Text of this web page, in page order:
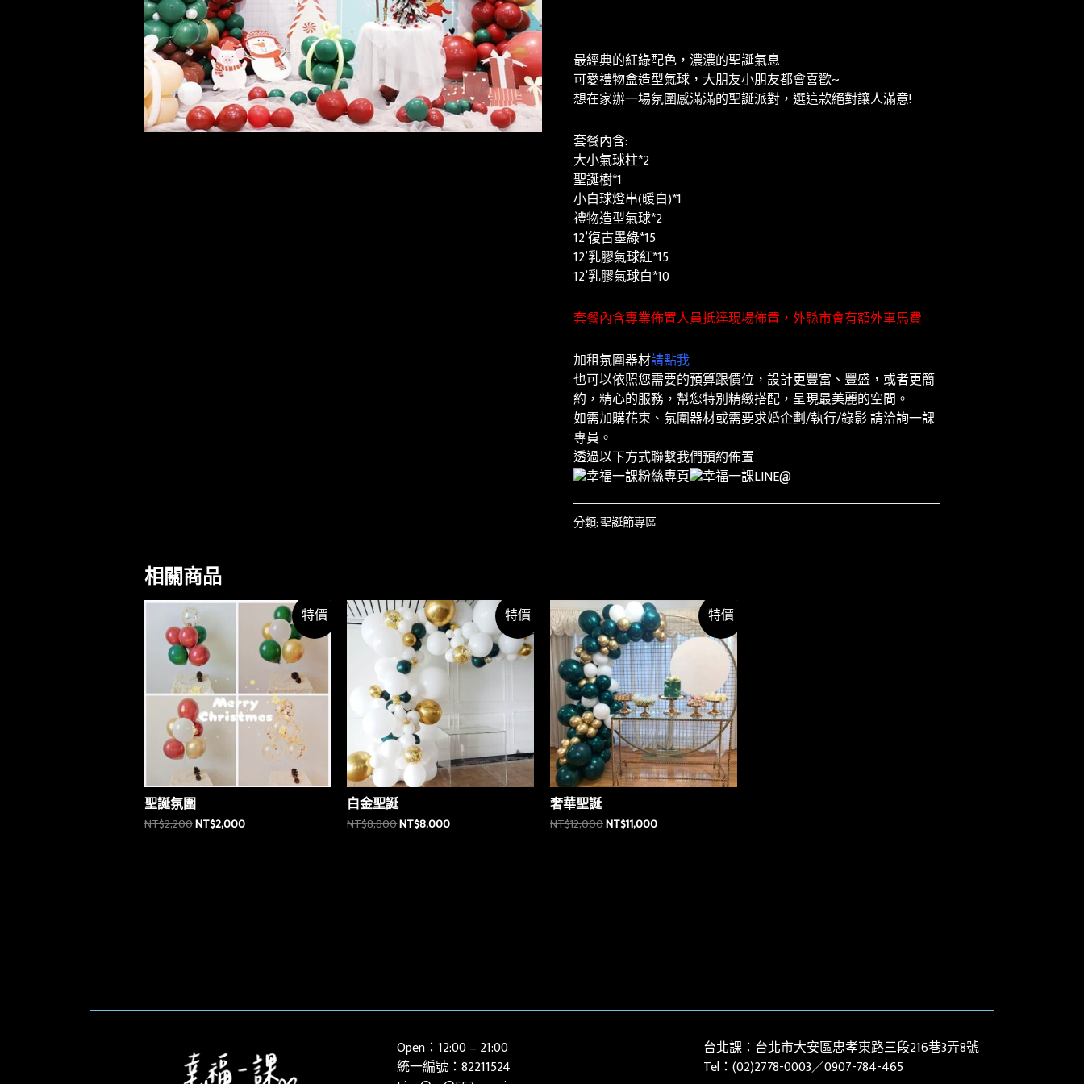
最經典的紅綠配色，濃濃的聖誕氣息
可愛禮物盒造型氣球，大朋友小朋友都會喜歡~
想在家辦一場氛圍感滿滿的聖誕派對，選這款絕對讓人滿意!
套餐內含:
大小氣球柱*2
聖誕樹*1
小白球燈串(暖白)*1
禮物造型氣球*2
12’復古墨綠*15
12’乳膠氣球紅*15
12’乳膠氣球白*10
套餐內含專業佈置人員抵達現場佈置，外縣市會有額外車馬費
加租氛圍器材請點我
也可以依照您需要的預算跟價位，設計更豐富、豐盛，或者更簡
約，精心的服務，幫您特別精緻搭配，呈現最美麗的空間。
如需加購花束、氛圍器材或需要求婚企劃/執行/錄影 請洽詢一課
專員。
透過以下方式聯繫我們預約佈置
分類:聖誕節專區
相關商品
特價
聖誕氛圍
NT$2,200NT$2,000
特價
白金聖誕
NT$8,800NT$8,000
特價
奢華聖誕
NT$12,000NT$11,000
Open：12:00 – 21:00
統一編號：82211524
台北課：台北市大安區忠孝東路三段216巷3弄8號
Tel：(02)2778-0003／0907-784-465